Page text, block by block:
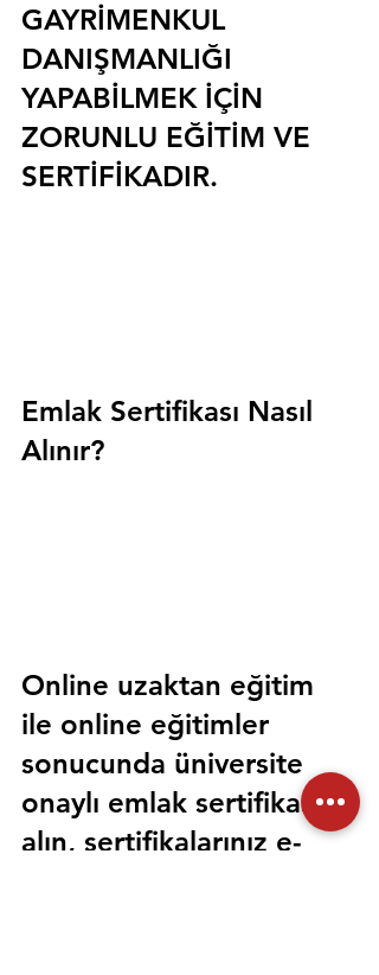
GAYRİMENKUL
DANIŞMANLIĞI
YAPABİLMEK İÇİN
ZORUNLU EĞİTİM VE
SERTİFİKADIR.
Emlak Sertifikası Nasıl
Alınır?
Online uzaktan eğitim
ile online eğitimler
sonucunda üniversite
onaylı emlak sertifikası
alın, sertifikalarınız e-